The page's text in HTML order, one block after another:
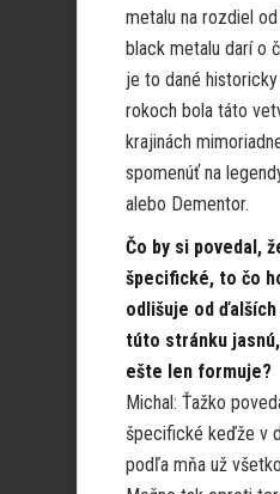
metalu na rozdiel
black metalu darí o
je to dané
rokoch bola táto
krajinách
spomenúť na
alebo Dementor.
Čo by si povedal,
špecifické, to čo
odlišuje od
túto stránku
ešte len formuje?
Michal: Ťažko
špecifické keďže v
podľa mňa už